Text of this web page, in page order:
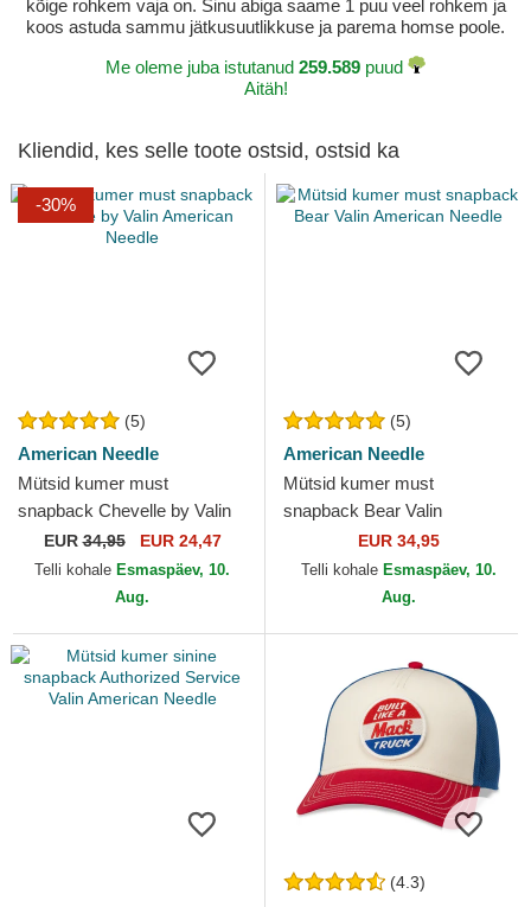
kõige rohkem vaja on. Sinu abiga saame 1 puu veel rohkem ja
koos astuda sammu jätkusuutlikkuse ja parema homse poole.
Me oleme juba istutanud 259.589 puud
Aitäh!
Kliendid, kes selle toote ostsid, ostsid ka
-30%
(5)
American Needle
Mütsid kumer must
snapback Chevelle by Valin
American Needle
EUR34,95 EUR 24,47
Telli kohale Esmaspäev, 10.
Aug.
(5)
American Needle
Mütsid kumer must
snapback Bear Valin
American Needle
EUR 34,95
Telli kohale Esmaspäev, 10.
Aug.
(4.3)